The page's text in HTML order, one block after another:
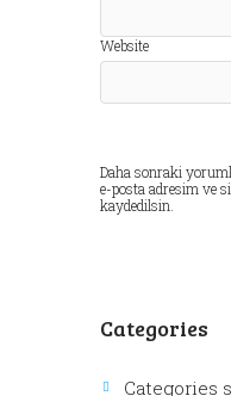
Website
Daha sonraki
e-posta adresim ve
kaydedilsin.
Categories
Categories